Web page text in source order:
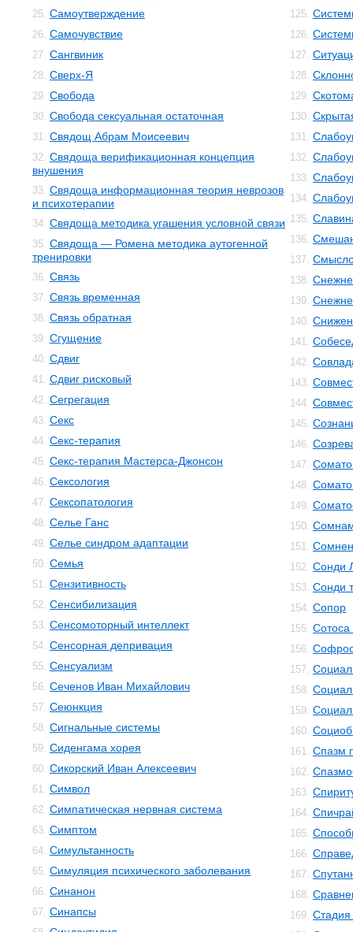
25. Самоутверждение
26. Самочувствие
27. Сангвиник
28. Сверх-Я
29. Свобода
30. Свобода сексуальная остаточная
31. Свядощ Абрам Моисеевич
32. Свядоща верификационная концепция
внушения
33. Свядоща информационная теория неврозов
и психотерапии
34. Свядоща методика угашения условной связи
35. Свядоща — Ромена методика аутогенной
тренировки
36. Связь
37. Связь временная
38. Связь обратная
39. Сгущение
40. Сдвиг
41. Сдвиг рисковый
42. Сегрегация
43. Секс
44. Секс-терапия
45. Секс-терапия Мастерса-Джонсон
46. Сексология
47. Сексопатология
48. Селье Ганс
49. Селье синдром адаптации
50. Семья
51. Сензитивность
52. Сенсибилизация
53. Сенсомоторный интеллект
54. Сенсорная депривация
55. Сенсуализм
56. Сеченов Иван Михайлович
57. Сеюнкция
58. Сигнальные системы
59. Сиденгама хорея
60. Сикорский Иван Алексеевич
61. Символ
62. Симпатическая нервная система
63. Симптом
64. Симультанность
65. Симуляция психического заболевания
66. Синанон
67. Синапсы
125.
126.
127.
128.
129.
130.
131.
132.
133.
134.
135.
136.
137.
138.
139.
140.
141.
142.
143.
144.
145.
146.
147.
148.
149.
150.
151.
152. Сонди
153. Сонди
154. Сопор
155.
156.
157.
158.
159.
160.
161. Спазм
162.
163.
164.
165.
166.
167.
168.
169. Стадия